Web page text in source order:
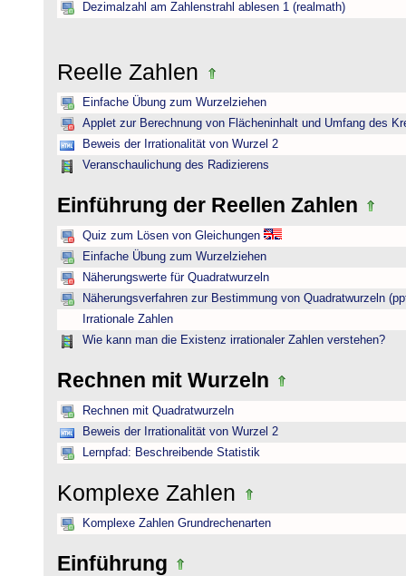
Dezimalzahl am Zahlenstrahl ablesen 1 (realmath)
Reelle Zahlen
Einfache Übung zum Wurzelziehen
Applet zur Berechnung von Flächeninhalt und Umfang des
Beweis der Irrationalität von Wurzel 2
Veranschaulichung des Radizierens
Einführung der Reellen Zahlen
Quiz zum Lösen von Gleichungen
Einfache Übung zum Wurzelziehen
Näherungswerte für Quadratwurzeln
Näherungsverfahren zur Bestimmung von Quadratwurzeln
Irrationale Zahlen
Wie kann man die Existenz irrationaler Zahlen verstehen?
Rechnen mit Wurzeln
Rechnen mit Quadratwurzeln
Beweis der Irrationalität von Wurzel 2
Lernpfad: Beschreibende Statistik
Komplexe Zahlen
Komplexe Zahlen Grundrechenarten
Einführung